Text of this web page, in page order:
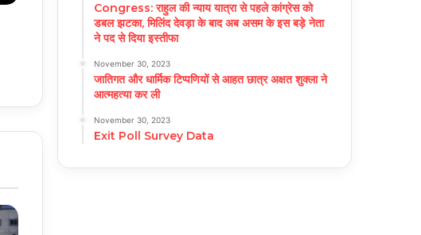
Congress: राहुल की न्याय यात्रा से पहले कांग्रेस को
डबल झटका, मिलिंद देवड़ा के बाद अब असम के इस बड़े नेता
ने पद से दिया इस्तीफा
November 30, 2023
जातिगत और धार्मिक टिप्पणियों से आहत छात्र अक्षत शुक्ला ने
आत्महत्या कर ली
November 30, 2023
Exit Poll Survey Data